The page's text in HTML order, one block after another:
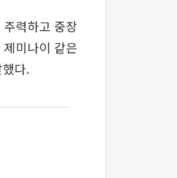
력하고 중장
미나이 같은
다.